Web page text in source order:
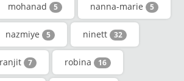
mohanad 5 nanna-marie 5
nazmiye 5 ninett 32
ranjit 7 robina 16